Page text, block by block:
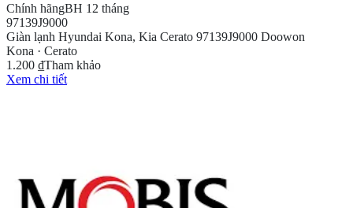
Chính hãngBH 12 tháng
97139J9000
Giàn lạnh Hyundai Kona, Kia Cerato 97139J9000 Doowon
Kona · Cerato
1.200 ₫Tham khảo
Xem chi tiết